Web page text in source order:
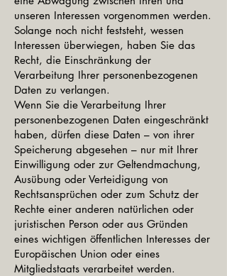
unseren Interessen vorgenommen werden.
Solange noch nicht feststeht, wessen
Interessen überwiegen, haben Sie das
Recht, die Einschränkung der
Verarbeitung Ihrer personenbezogenen
Daten zu verlangen.
Wenn Sie die Verarbeitung Ihrer
personenbezogenen Daten eingeschränkt
haben, dürfen diese Daten – von ihrer
Speicherung abgesehen – nur mit Ihrer
Einwilligung oder zur Geltendmachung,
Ausübung oder Verteidigung von
Rechtsansprüchen oder zum Schutz der
Rechte einer anderen natürlichen oder
juristischen Person oder aus Gründen
eines wichtigen öffentlichen Interesses der
Europäischen Union oder eines
Mitgliedstaats verarbeitet werden.